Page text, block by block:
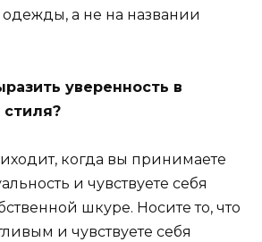
а не на названии
уверенность в
когда вы принимаете
и чувствуете себя
шкуре. Носите то, что
и чувствуете себя